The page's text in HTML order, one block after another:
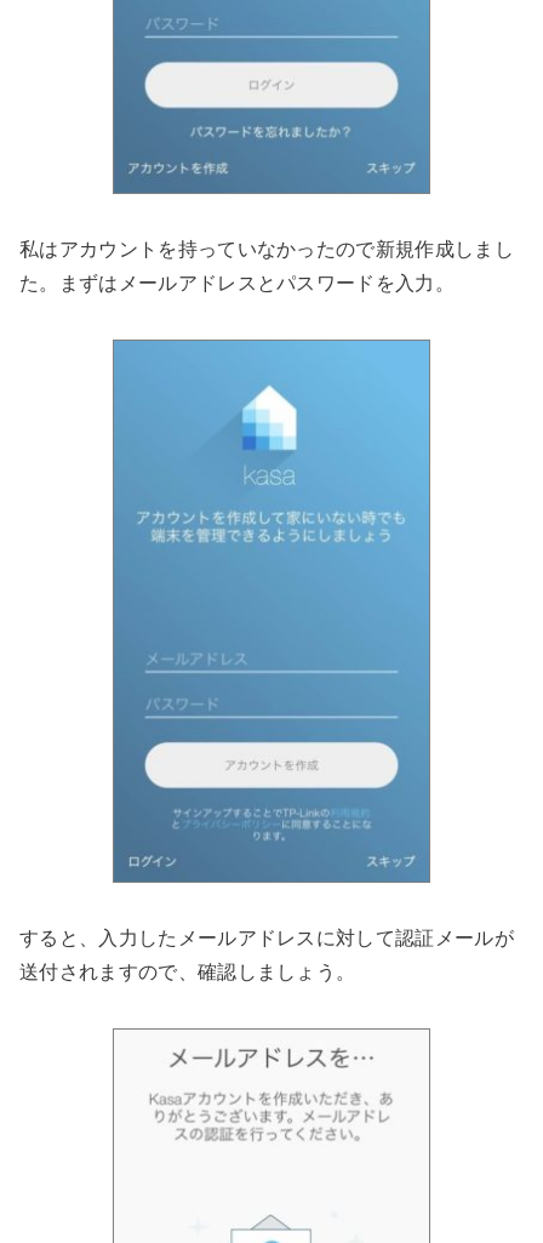
私はアカウントを持っていなかったので新規作成しまし
た。まずはメールアドレスとパスワードを入力。
すると、入力したメールアドレスに対して認証メールが
送付されますので、確認しましょう。